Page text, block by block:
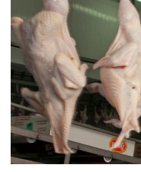
AVICULTURA
PRODUCCIÓN
TECNOLOGÍA
POLLO
AVIGE
ARGENTINA
MERCADO